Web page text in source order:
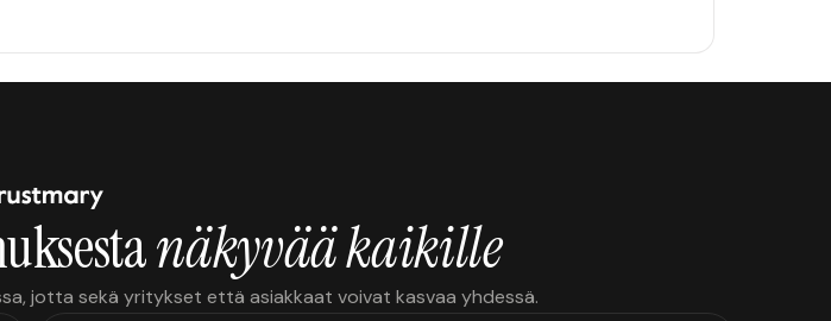
näkyvää kaikille
jotta sekä yritykset että asiakkaat voivat kasvaa yhdessä.